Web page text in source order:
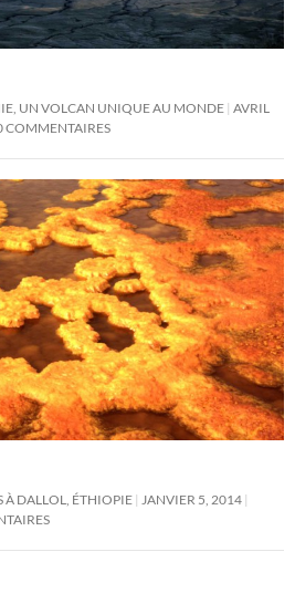
UN VOLCAN UNIQUE AU MONDE AVRIL
COMMENTAIRES
À DALLOL, ÉTHIOPIE JANVIER 5, 2014